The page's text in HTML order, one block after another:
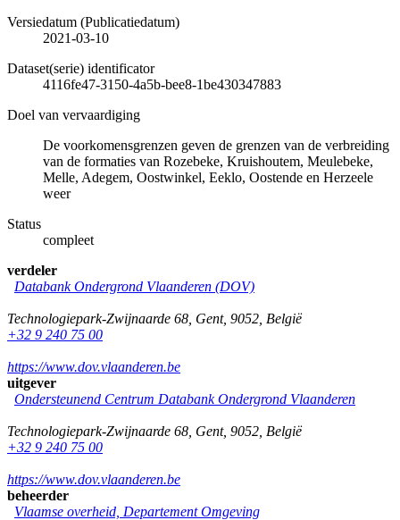
Versiedatum (Publicatiedatum)
2021-03-10
Dataset(serie) identificator
4116fe47-3150-4a5b-bee8-1be430347883
Doel van vervaardiging
De voorkomensgrenzen geven de grenzen van de verbreiding
van de formaties van Rozebeke, Kruishoutem, Meulebeke,
Melle, Adegem, Oostwinkel, Eeklo, Oostende en Herzeele
weer
Status
compleet
verdeler
Databank Ondergrond Vlaanderen (DOV)
Technologiepark-Zwijnaarde 68 Gent, 9052 België
+32 9 240 75 00
https://www.dov.vlaanderen.be
uitgever
Ondersteunend Centrum Databank Ondergrond Vlaanderen
Technologiepark-Zwijnaarde 68 Gent, 9052 België
+32 9 240 75 00
https://www.dov.vlaanderen.be
beheerder
Vlaamse overheid, Departement Omgeving